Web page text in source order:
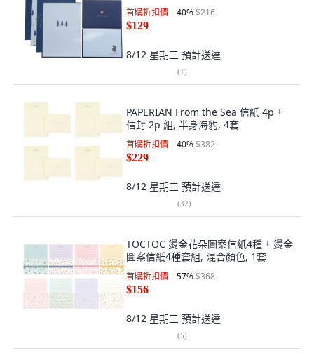
首購折扣價 40%$216
$129
8/12 星期三 預計送達
(1)
PAPERIAN From the Sea 信紙 4p +
信封 2p 組, 半身海豹, 4套
首購折扣價 40%$382
$229
8/12 星期三 預計送達
(32)
TOCTOC 燙金花朵圖案信紙4種 + 燙金
圖案信紙4種套組, 混合顏色, 1套
首購折扣價 57%$368
$156
8/12 星期三 預計送達
(5)